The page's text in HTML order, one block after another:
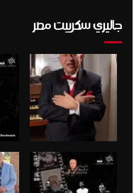
جاليري سكريبت مصر